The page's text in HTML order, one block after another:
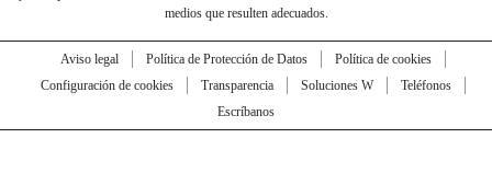
medios que resulten adecuados.
Aviso legal Política de Protección de Datos
Política de cookies
Configuración de cookies
Transparencia Soluciones W
Teléfonos
Escríbanos